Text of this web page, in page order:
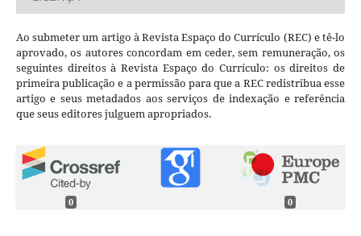
Ao submeter um artigo à Revista Espaço do Currículo (REC) e tê-lo
aprovado, os autores concordam em ceder, sem remuneração, os
seguintes direitos à Revista Espaço do Currículo: os direitos de
primeira publicação e a permissão para que a REC redistribua esse
artigo e seus metadados aos serviços de indexação e referência
que seus editores julguem apropriados.
0 0